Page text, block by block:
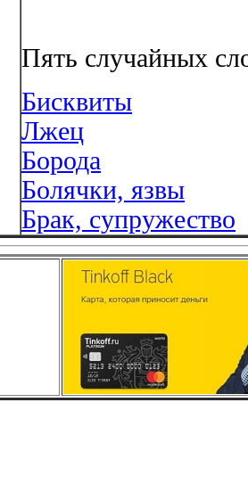
Пять случайных
Бисквиты
Лжец
Борода
Болячки, язвы
Брак, супружество